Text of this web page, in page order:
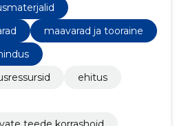
maavarad ja tooraine
ehitus